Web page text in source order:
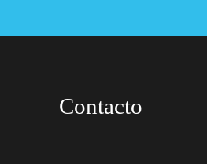
Contacto